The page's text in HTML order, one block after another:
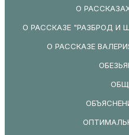
О
О РАССКАЗЕ "РАЗБРОД И
О РАССКАЗЕ